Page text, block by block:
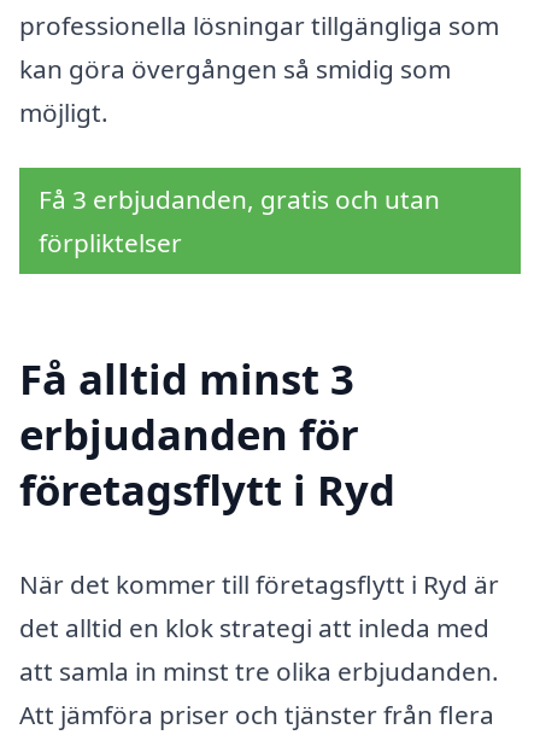
professionella lösningar tillgängliga som
kan göra övergången så smidig som
möjligt.
Få 3 erbjudanden, gratis och utan
förpliktelser
Få alltid minst 3
erbjudanden för
företagsflytt i Ryd
När det kommer till företagsflytt i Ryd är
det alltid en klok strategi att inleda med
att samla in minst tre olika erbjudanden.
Att jämföra priser och tjänster från flera